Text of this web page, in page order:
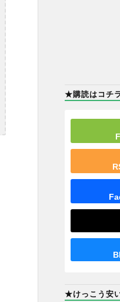
★購読はコチ
★けっこう安